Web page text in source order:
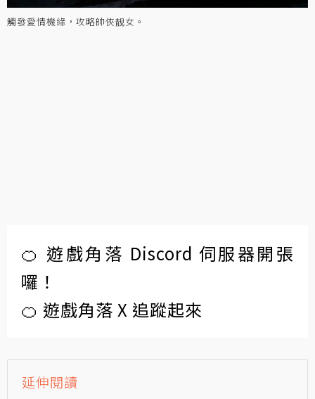
觸發愛情機緣，攻略帥俠靓女。
🍊 遊戲角落 Discord 伺服器開張
囉！
🍊 遊戲角落 X 追蹤起來
延伸閱讀